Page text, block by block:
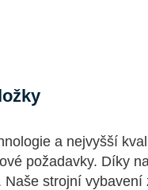
a nejvyšší
požadavky. Díky
strojní vybavení